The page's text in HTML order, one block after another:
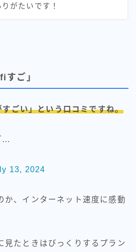
がたいです！
すご」
ごい」という口コミですね。
…
13, 2024
か、インターネット速度に感動
見たときはびっくりするプラン